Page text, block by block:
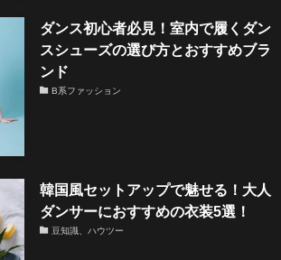
ダンス初心者必見！室内で履くダン
スシューズの選び方とおすすめブラ
ンド
B系ファッション
韓国風セットアップで魅せる！大人
ダンサーにおすすめの衣装5選！
豆知識、ハウツー